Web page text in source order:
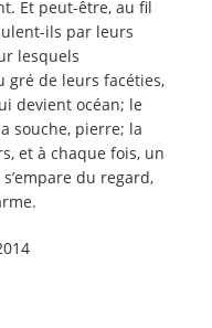
Et peut-être, au fil
ils par leurs
lesquels
gré de leurs facéties,
devient océan; le
souche, pierre; la
et à chaque fois, un
du regard,